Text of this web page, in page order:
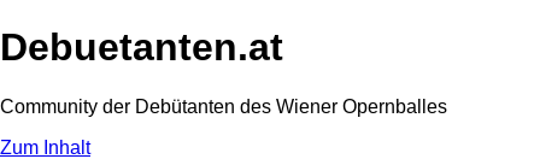
Debuetanten.at
Community der Debütanten des Wiener Opernballes
Zum Inhalt